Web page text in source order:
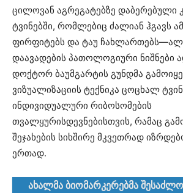
ცილოვან აგრეგატებზე დაბერებული
ტვინებში, რომლებიც ძალიან ჰგავს
ფირფიტებს და ტაუ
დაავადების პათოლოგიური ნიშნები
დოქტორ ბაუმგარტის გუნდმა
ვიზუალიზაციის ტექნიკა ცოცხალ
ინდივიდუალური რიბოსომების
თვალყურისდევნებისთვის, რამაც
შეჯახების სიხშირე მკვეთრად
ერთად.
ახალმა ბიომარკერებმა